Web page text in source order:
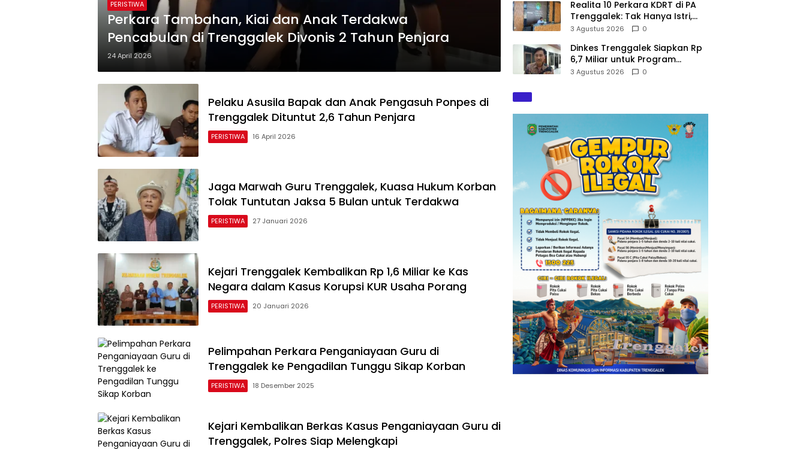
PERISTIWA
Perkara Tambahan, Kiai dan Anak Terdakwa
Pencabulan di Trenggalek Divonis 2 Tahun Penjara
24 April 2026
Pelaku Asusila Bapak dan Anak Pengasuh Ponpes di
Trenggalek Dituntut 2,6 Tahun Penjara
PERISTIWA 16 April 2026
Jaga Marwah Guru Trenggalek, Kuasa Hukum Korban
Tolak Tuntutan Jaksa 5 Bulan untuk Terdakwa
PERISTIWA 27 Januari 2026
Kejari Trenggalek Kembalikan Rp 1,6 Miliar ke Kas
Negara dalam Kasus Korupsi KUR Usaha Porang
PERISTIWA 20 Januari 2026
Pelimpahan Perkara Penganiayaan Guru di
Trenggalek ke Pengadilan Tunggu Sikap Korban
PERISTIWA 18 Desember 2025
Kejari Kembalikan Berkas Kasus Penganiayaan Guru di
Trenggalek, Polres Siap Melengkapi
Realita 10 Perkara KDRT di PA
Trenggalek: Tak Hanya Istri,
Suami Juga Jadi Korban
3 Agustus 2026 0
Dinkes Trenggalek Siapkan Rp
6,7 Miliar untuk Program
Kesehatan Masyarakat di 2027
3 Agustus 2026 0